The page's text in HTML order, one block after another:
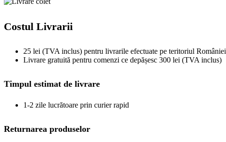
Costul Livrarii
25 lei (TVA inclus) pentru livrarile efectuate pe teritoriul României
Livrare gratuită pentru comenzi ce depășesc 300 lei (TVA inclus)
Timpul estimat de livrare
1-2 zile lucrătoare prin curier rapid
Returnarea produselor